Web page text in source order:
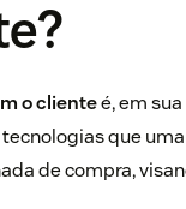
o clienteé, em
que
de compra,